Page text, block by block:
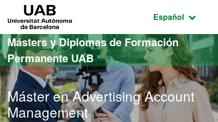
Acceso al contenido principal
Acceso a la navegación de la página
Idioma
Español
Másters y Diplomas de Formación
Permanente UAB
Máster en Advertising Account
Management